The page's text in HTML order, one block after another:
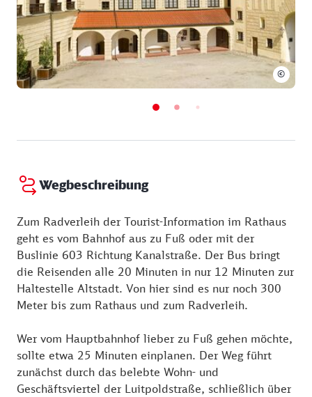
©
Wegbeschreibung
Zum Radverleih der Tourist-Information im Rathaus
geht es vom Bahnhof aus zu Fuß oder mit der
Buslinie 603 Richtung Kanalstraße. Der Bus bringt
die Reisenden alle 20 Minuten in nur 12 Minuten zur
Haltestelle Altstadt. Von hier sind es nur noch 300
Meter bis zum Rathaus und zum Radverleih.
Wer vom Hauptbahnhof lieber zu Fuß gehen möchte,
sollte etwa 25 Minuten einplanen. Der Weg führt
zunächst durch das belebte Wohn- und
Geschäftsviertel der Luitpoldstraße, schließlich über